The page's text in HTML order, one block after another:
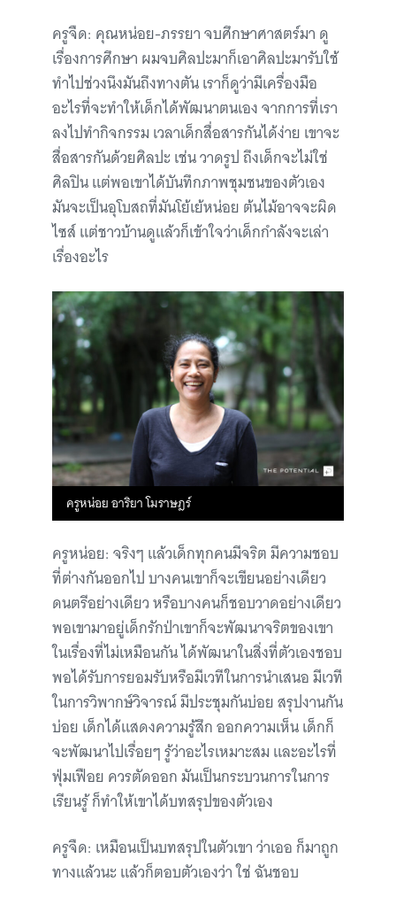
ครูจืด: คุณหน่อย-ภรรยา จบศึกษาศาสตร์มา ดู
เรื่องการศึกษา ผมจบศิลปะมาก็เอาศิลปะมารับใช้
ทำไปช่วงนึงมันถึงทางตัน เราก็ดูว่ามีเครื่องมือ
อะไรที่จะทำให้เด็กได้พัฒนาตนเอง จากการที่เรา
ลงไปทำกิจกรรม เวลาเด็กสื่อสารกันได้ง่าย เขาจะ
สื่อสารกันด้วยศิลปะ เช่น วาดรูป ถึงเด็กจะไม่ใช่
ศิลปิน แต่พอเขาได้บันทึกภาพชุมชนของตัวเอง
มันจะเป็นอุโบสถที่มันโย้เย้หน่อย ต้นไม้อาจจะผิด
ไซส์ แต่ชาวบ้านดูแล้วก็เข้าใจว่าเด็กกำลังจะเล่า
เรื่องอะไร
ครูหน่อย อาริยา โมราษฎร์
ครูหน่อย: จริงๆ แล้วเด็กทุกคนมีจริต มีความชอบ
ที่ต่างกันออกไป บางคนเขาก็จะเขียนอย่างเดียว
ดนตรีอย่างเดียว หรือบางคนก็ชอบวาดอย่างเดียว
พอเขามาอยู่เด็กรักป่าเขาก็จะพัฒนาจริตของเขา
ในเรื่องที่ไม่เหมือนกัน ได้พัฒนาในสิ่งที่ตัวเองชอบ
พอได้รับการยอมรับหรือมีเวทีในการนำเสนอ มีเวที
ในการวิพากษ์วิจารณ์ มีประชุมกันบ่อย สรุปงานกัน
บ่อย เด็กได้แสดงความรู้สึก ออกความเห็น เด็กก็
จะพัฒนาไปเรื่อยๆ รู้ว่าอะไรเหมาะสม และอะไรที่
ฟุ่มเฟือย ควรตัดออก มันเป็นกระบวนการในการ
เรียนรู้ ก็ทำให้เขาได้บทสรุปของตัวเอง
ครูจืด: เหมือนเป็นบทสรุปในตัวเขา ว่าเออ ก็มาถูก
ทางแล้วนะ แล้วก็ตอบตัวเองว่า ใช่ ฉันชอบ